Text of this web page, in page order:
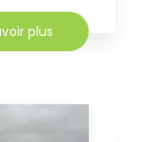
plus